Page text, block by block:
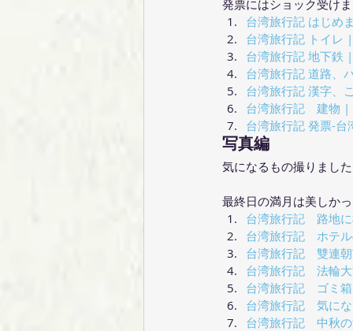
発票にはショック受け
台湾旅行記 はじめ
台湾旅行記 トイレ
台湾旅行記 地下鉄
台湾旅行記 道路、
台湾旅行記 漢字、
台湾旅行記　建物
台湾旅行記 発票-
写真編
気になるもの撮りまし
最終日の満月は美しか
台湾旅行記　路地
台湾旅行記　ホテ
台湾旅行記　雙連
台湾旅行記　法輪
台湾旅行記　ゴミ
台湾旅行記　気に
台湾旅行記　中秋